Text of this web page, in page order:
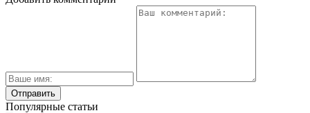
Популярные статьи